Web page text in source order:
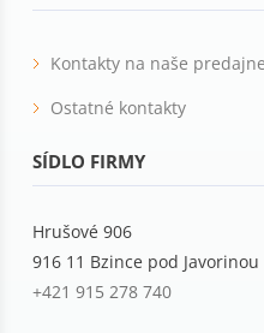
Kontakty na naše predajne
Ostatné kontakty
SÍDLO FIRMY
Hrušové 906
916 11 Bzince pod Javorinou
+421 915 278 740